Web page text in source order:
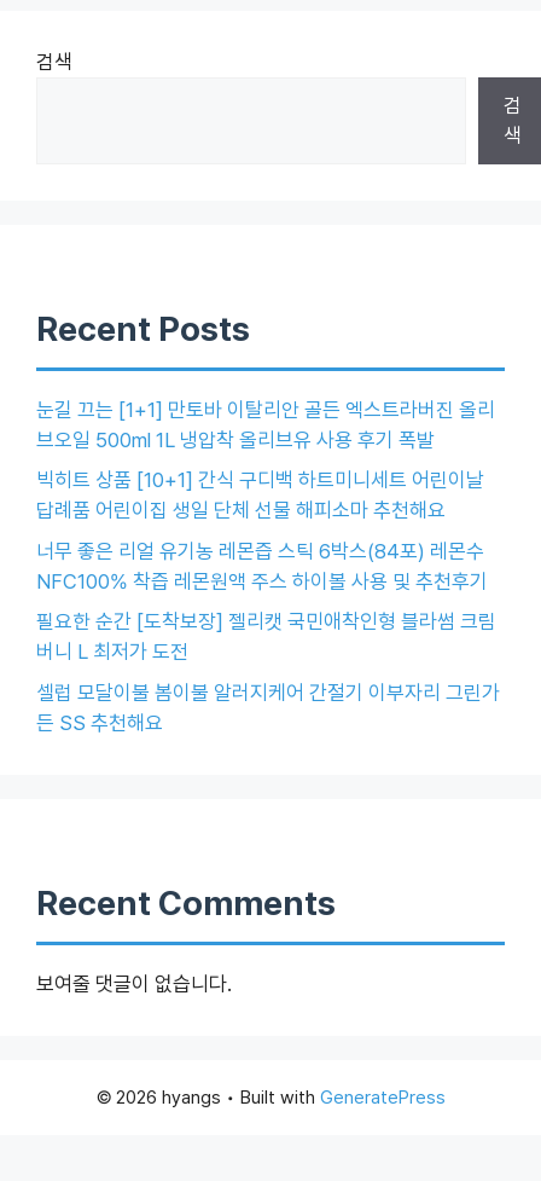
검색
검
색
Recent Posts
눈길 끄는 [1+1] 만토바 이탈리안 골든 엑스트라버진 올리
브오일 500ml 1L 냉압착 올리브유 사용 후기 폭발
빅히트 상품 [10+1] 간식 구디백 하트미니세트 어린이날
답례품 어린이집 생일 단체 선물 해피소마 추천해요
너무 좋은 리얼 유기농 레몬즙 스틱 6박스(84포) 레몬수
NFC100% 착즙 레몬원액 주스 하이볼 사용 및 추천후기
필요한 순간 [도착보장] 젤리캣 국민애착인형 블라썸 크림
버니 L 최저가 도전
셀럽 모달이불 봄이불 알러지케어 간절기 이부자리 그린가
든 SS 추천해요
Recent Comments
보여줄 댓글이 없습니다.
© 2026 hyangs • Built with GeneratePress